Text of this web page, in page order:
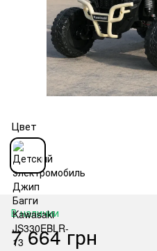
Цвет
В наличии
7 664 грн